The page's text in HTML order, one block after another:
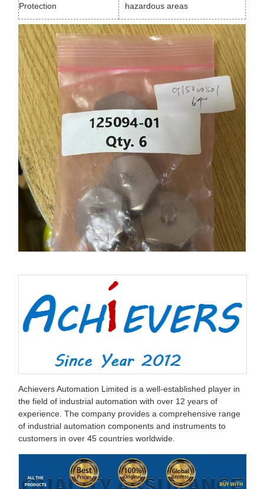
Protection
hazardous areas
Achievers Automation Limited is a well-established player in
the field of industrial automation with over 12 years of
experience. The company provides a comprehensive range
of industrial automation components and instruments to
customers in over 45 countries worldwide.